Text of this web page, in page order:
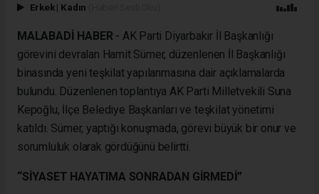
Erkek | Kadın
MALABADİ HABER - AK Parti Diyarbakır İl Başkanlığı
görevini devralan Hamit Sümer, düzenlenen İl Başkanlığı
binasında yeni teşkilat yapılanmasına dair açıklamalarda
bulundu. Düzenlenen toplantıya AK Parti Milletvekili Suna
Kepoğlu, İlçe Belediye Başkanları ve teşkilat yönetimi
katıldı. Sümer, yaptığı konuşmada, görevi büyük bir onur ve
sorumluluk olarak gördüğünü belirtti.
“SİYASET HAYATIMA SONRADAN GİRMEDİ”